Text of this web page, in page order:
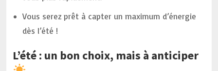
Vous serez prêt à capter un maximum d’énergie
dès l’été !
L’été : un bon choix, mais à anticiper